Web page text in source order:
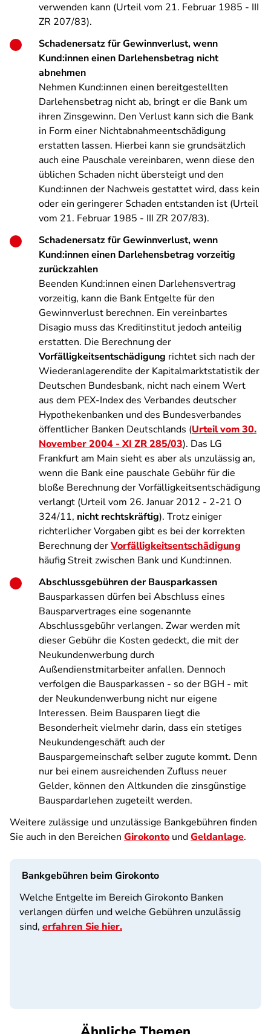
verwenden kann (Urteil vom 21. Februar 1985 - III
ZR 207/83).
Schadenersatz für Gewinnverlust, wenn
Kund:innen einen Darlehensbetrag nicht
abnehmen
Nehmen Kund:innen einen bereitgestellten
Darlehensbetrag nicht ab, bringt er die Bank um
ihren Zinsgewinn. Den Verlust kann sich die Bank
in Form einer Nichtabnahmeentschädigung
erstatten lassen. Hierbei kann sie grundsätzlich
auch eine Pauschale vereinbaren, wenn diese den
üblichen Schaden nicht übersteigt und den
Kund:innen der Nachweis gestattet wird, dass kein
oder ein geringerer Schaden entstanden ist (Urteil
vom 21. Februar 1985 - III ZR 207/83).
Schadenersatz für Gewinnverlust, wenn
Kund:innen einen Darlehensbetrag vorzeitig
zurückzahlen
Beenden Kund:innen einen Darlehensvertrag
vorzeitig, kann die Bank Entgelte für den
Gewinnverlust berechnen. Ein vereinbartes
Disagio muss das Kreditinstitut jedoch anteilig
erstatten. Die Berechnung der
Vorfälligkeitsentschädigung richtet sich nach der
Wiederanlagerendite der Kapitalmarktstatistik der
Deutschen Bundesbank, nicht nach einem Wert
aus dem PEX-Index des Verbandes deutscher
Hypothekenbanken und des Bundesverbandes
öffentlicher Banken Deutschlands (Urteil vom 30.
November 2004 - XI ZR 285/03). Das LG
Frankfurt am Main sieht es aber als unzulässig an,
wenn die Bank eine pauschale Gebühr für die
bloße Berechnung der Vorfälligkeitsentschädigung
verlangt (Urteil vom 26. Januar 2012 - 2-21 O
324/11, nicht rechtskräftig). Trotz einiger
richterlicher Vorgaben gibt es bei der korrekten
Berechnung derVorfälligkeitsentschädigung
häufig Streit zwischen Bank und Kund:innen.
Abschlussgebühren der Bausparkassen
Bausparkassen dürfen bei Abschluss eines
Bausparvertrages eine sogenannte
Abschlussgebühr verlangen. Zwar werden mit
dieser Gebühr die Kosten gedeckt, die mit der
Neukundenwerbung durch
Außendienstmitarbeiter anfallen. Dennoch
verfolgen die Bausparkassen - so der BGH - mit
der Neukundenwerbung nicht nur eigene
Interessen. Beim Bausparen liegt die
Besonderheit vielmehr darin, dass ein stetiges
Neukundengeschäft auch der
Bauspargemeinschaft selber zugute kommt. Denn
nur bei einem ausreichenden Zufluss neuer
Gelder, können den Altkunden die zinsgünstige
Bauspardarlehen zugeteilt werden.
Weitere zulässige und unzulässige Bankgebühren finden
Sie auch in den Bereichen Girokonto undGeldanlage.
Bankgebühren beim Girokonto
Welche Entgelte im Bereich Girokonto Banken
verlangen dürfen und welche Gebühren unzulässig
sind, erfahren Sie hier.